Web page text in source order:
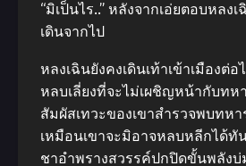
“มิเป็นไร..” หลังจากเอ่ยตอบหลง
เดินจากไป
หลงเฉินยังคงเดินเท้าเข้าเมืองต่
หลบเลี่ยงที่จะไม่เผชิญหน้ากับทหา
สัมผัสเทวะของเขาสํารวจพบทห
เหมือนเขาจะมิอาจหลบหลีกได้ทั
ชาอําพรางสวรรค์ปกปิดขั้นพลังบ่